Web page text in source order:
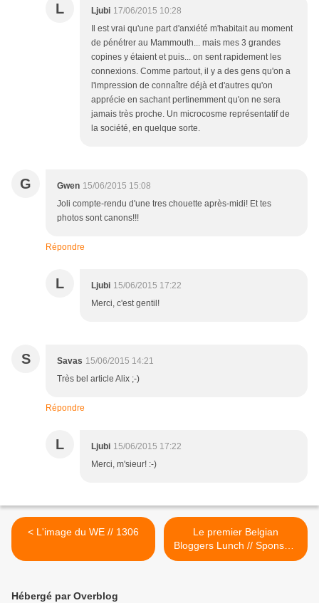
L Ljubi 17/06/2015 10:28
Il est vrai qu'une part d'anxiété m'habitait au moment
de pénétrer au Mammouth... mais mes 3 grandes
copines y étaient et puis... on sent rapidement les
connexions. Comme partout, il y a des gens qu'on a
l'impression de connaître déjà et d'autres qu'on
apprécie en sachant pertinemment qu'on ne sera
jamais très proche. Un microcosme représentatif de
la société, en quelque sorte.
G Gwen 15/06/2015 15:08
Joli compte-rendu d'une tres chouette après-midi! Et tes
photos sont canons!!!
Répondre
L Ljubi 15/06/2015 17:22
Merci, c'est gentil!
S Savas 15/06/2015 14:21
Très bel article Alix ;-)
Répondre
L Ljubi 15/06/2015 17:22
Merci, m'sieur! :-)
< L'image du WE // 1306
Le premier Belgian
Bloggers Lunch // Sponsors
>
Hébergé par Overblog